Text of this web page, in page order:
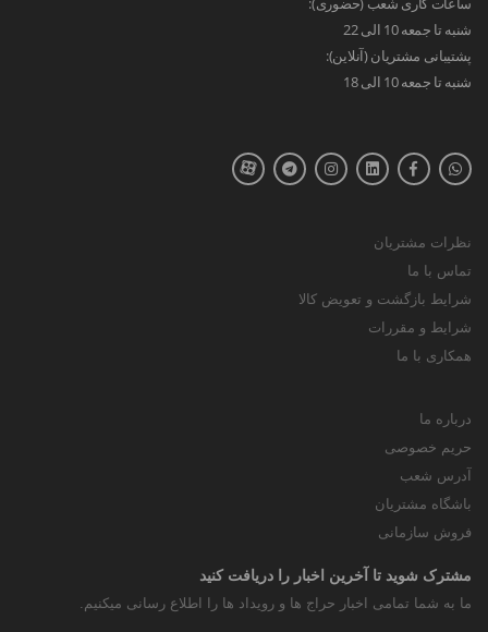
شنبه تا جمعه 10 الی 22
پشتیبانی مشتریان (آنلاین):
شنبه تا جمعه 10 الی 18
نظرات مشتریان
تماس با ما
شرایط بازگشت و تعویض کالا
شرایط و مقررات
همکاری با ما
درباره ما
حریم خصوصی
آدرس شعب
باشگاه مشتریان
فروش سازمانی
مشترک شوید تا آخرین اخبار را دریافت کنید
ما به شما تمامی اخبار حراج ها و رویداد ها را اطلاع رسانی میکنیم.